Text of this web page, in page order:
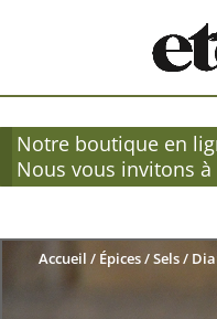
Notre boutique en
Nous vous invitons
Accueil / Épices/Sels/